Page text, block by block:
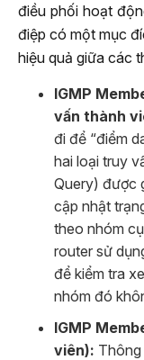
điều phối hoạt
điệp có một mục
hiệu quả giữa các
IGMP
vấn thành
đi để “điểm
hai loại truy
Query) được
cập nhật
theo nhóm
router sử
để kiểm tra
nhóm đó
IGMP
viên):